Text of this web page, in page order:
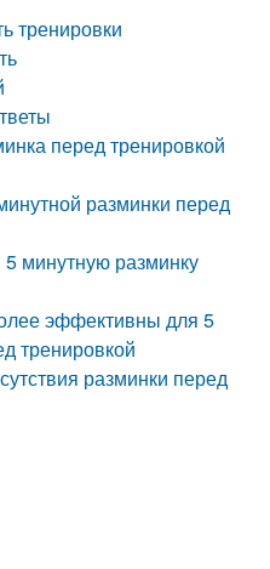
тренировки
перед тренировкой
разминки перед
минутную разминку
эффективны для 5
тренировкой
разминки перед